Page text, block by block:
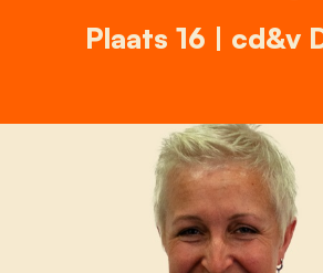
Plaats 16 | cd&v